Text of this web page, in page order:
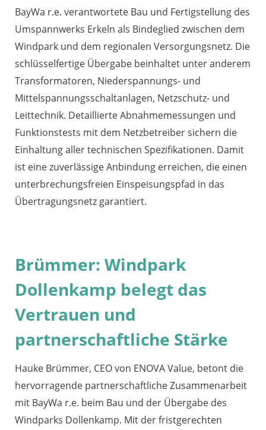
BayWa r.e. verantwortete Bau und Fertigstellung des
Umspannwerks Erkeln als Bindeglied zwischen dem
Windpark und dem regionalen Versorgungsnetz. Die
schlüsselfertige Übergabe beinhaltet unter anderem
Transformatoren, Niederspannungs- und
Mittelspannungsschaltanlagen, Netzschutz- und
Leittechnik. Detaillierte Abnahmemessungen und
Funktionstests mit dem Netzbetreiber sichern die
Einhaltung aller technischen Spezifikationen. Damit
ist eine zuverlässige Anbindung erreichen, die einen
unterbrechungsfreien Einspeisungspfad in das
Übertragungsnetz garantiert.
Brümmer: Windpark
Dollenkamp belegt das
Vertrauen und
partnerschaftliche Stärke
Hauke Brümmer, CEO von ENOVA Value, betont die
hervorragende partnerschaftliche Zusammenarbeit
mit BayWa r.e. beim Bau und der Übergabe des
Windparks Dollenkamp. Mit der fristgerechten